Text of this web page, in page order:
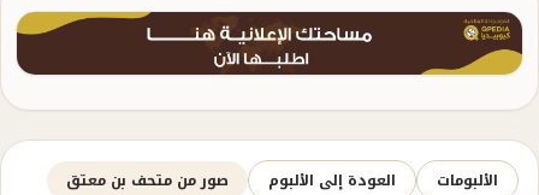
الألبومات العودة إلى الألبوم صور من متحف بن معتق